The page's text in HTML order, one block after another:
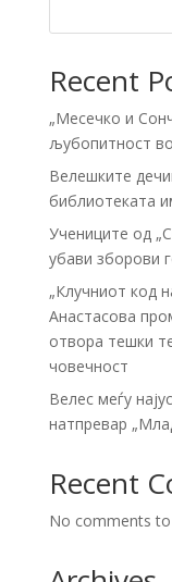
Recent
„Месечко и
љубопитност
Велешките
библиотеката
Учениците од
убави зборови
„Клучниот код
Анастасова
отвора тешки
човечност
Велес меѓу
натпревар
Recent
No comments